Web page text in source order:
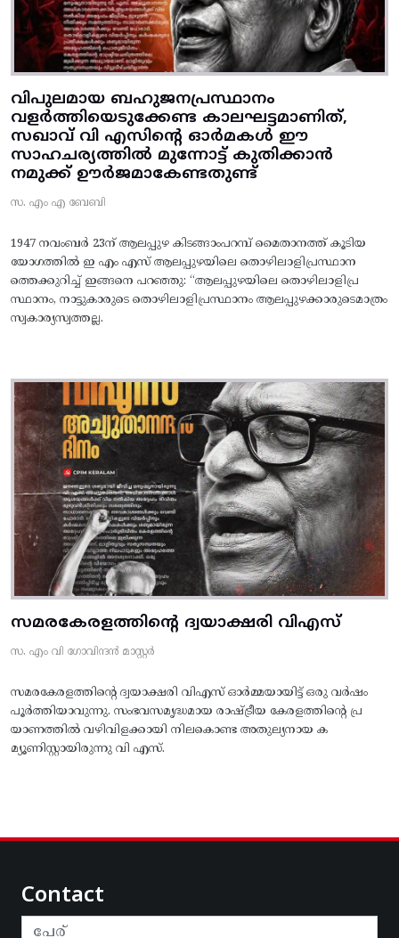
വിപുലമായ ബഹുജനപ്രസ്ഥാനം
വളർത്തിയെടുക്കേണ്ട കാലഘട്ടമാണിത്,
സഖാവ് വി എസിന്റെ ഓർമകൾ ഈ
സാഹചര്യത്തിൽ മുന്നോട്ട്‌ കുതിക്കാൻ
നമുക്ക് ഊർജമാകേണ്ടതുണ്ട്
സ. എം എ ബേബി
1947 നവംബർ 23ന് ആലപ്പുഴ കിടങ്ങാംപറമ്പ്‌ മൈതാനത്ത്‌ കൂടിയ
യോഗത്തിൽ ഇ എം എസ് ആലപ്പുഴയിലെ തൊഴിലാളിപ്രസ്ഥാന
ത്തെക്കുറിച്ച് ഇങ്ങനെ പറഞ്ഞു: “ആലപ്പുഴയിലെ തൊഴിലാളിപ്ര
സ്ഥാനം, നാട്ടുകാരുടെ തൊഴിലാളിപ്രസ്ഥാനം ആലപ്പുഴക്കാരുടെമാത്രം
സ്വകാര്യസ്വത്തല്ല.
സമരകേരളത്തിൻ്റെ ദ്വയാക്ഷരി വിഎസ്
സ. എം വി ഗോവിന്ദൻ മാസ്റ്റർ
സമരകേരളത്തിൻ്റെ ദ്വയാക്ഷരി വിഎസ് ഓർമ്മയായിട്ട് ഒരു വർഷം
പൂർത്തിയാവുന്നു. സംഭവസമൃദ്ധമായ രാഷ്ട്രീയ കേരളത്തിന്റെ പ്ര
യാണത്തിൽ വഴിവിളക്കായി നിലകൊണ്ട അതുല്യനായ ക
മ്യൂണിസ്റ്റായിരുന്നു വി എസ്.
Contact